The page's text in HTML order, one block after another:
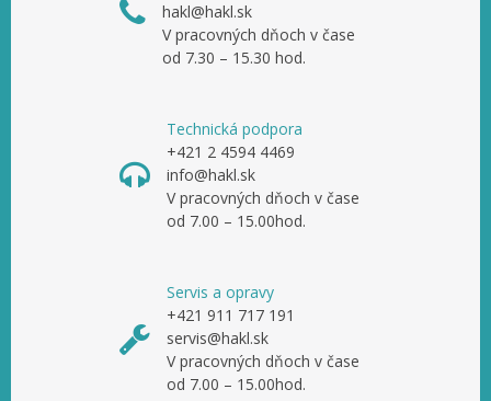
hakl@hakl.sk
V pracovných dňoch v čase
od 7.30 – 15.30 hod.
Technická podpora
+421 2 4594 4469
info@hakl.sk
V pracovných dňoch v čase
od 7.00 – 15.00hod.
Servis a opravy
+421 911 717 191
servis@hakl.sk
V pracovných dňoch v čase
od 7.00 – 15.00hod.